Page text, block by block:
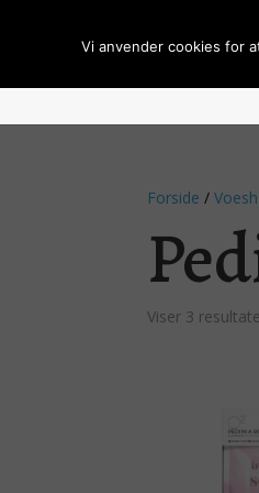
Forside /Voesh
Viser 3
Vi anvender cookies for